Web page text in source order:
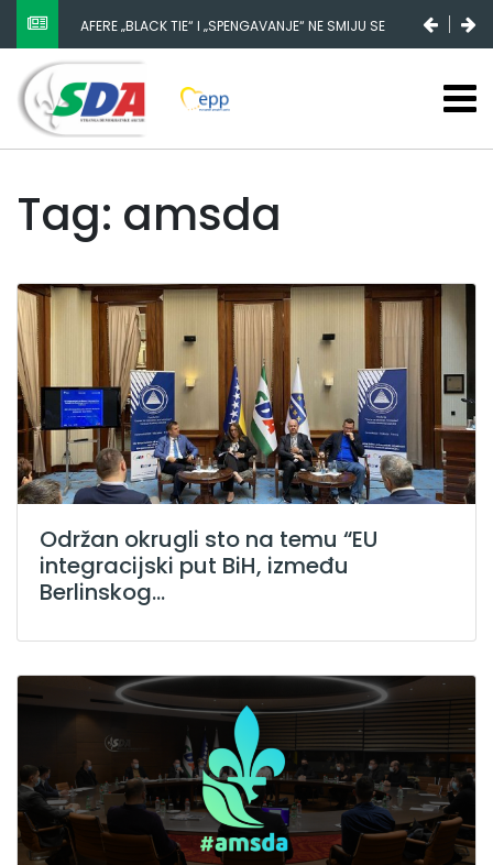
AFERE „BLACK TIE“ I „SPENGAVANJE“ NE SMIJU SE
ZATAŠKATI
Tag: amsda
Održan okrugli sto na temu “EU
integracijski put BiH, između
Berlinskog...